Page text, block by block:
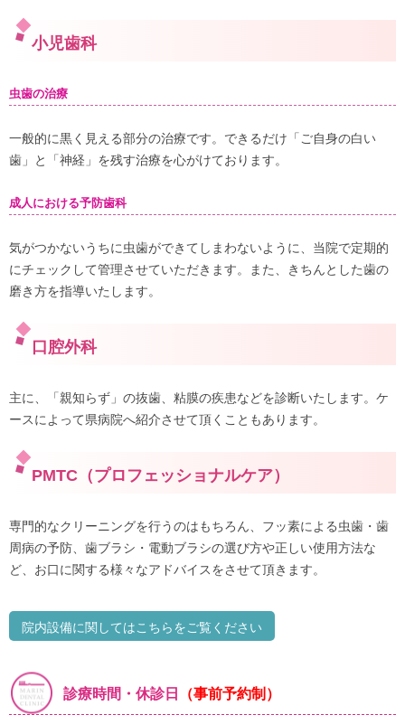
小児歯科
虫歯の治療
一般的に黒く見える部分の治療です。できるだけ「ご自身の白い
歯」と「神経」を残す治療を心がけております。
成人における予防歯科
気がつかないうちに虫歯ができてしまわないように、当院で定期的
にチェックして管理させていただきます。また、きちんとした歯の
磨き方を指導いたします。
口腔外科
主に、「親知らず」の抜歯、粘膜の疾患などを診断いたします。ケ
ースによって県病院へ紹介させて頂くこともあります。
PMTC（プロフェッショナルケア）
専門的なクリーニングを行うのはもちろん、フッ素による虫歯・歯
周病の予防、歯ブラシ・電動ブラシの選び方や正しい使用方法な
ど、お口に関する様々なアドバイスをさせて頂きます。
院内設備に関してはこちらをご覧ください
診療時間・休診日 （事前予約制）